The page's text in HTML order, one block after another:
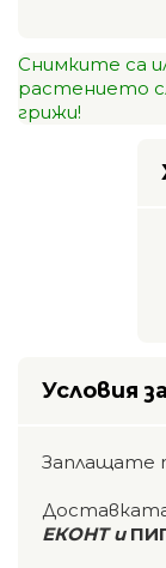
Снимките са
растението
грижи!
Условия
Заплащате
ЕКОНТ и